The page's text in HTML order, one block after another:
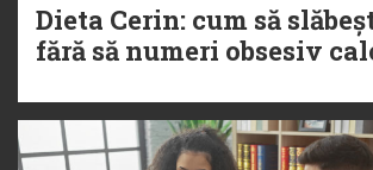
Dieta Cerin: cum să
fără să numeri obsesiv